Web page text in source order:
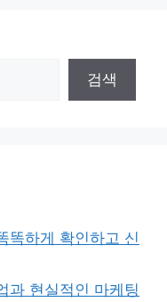
검색
똑하게 확인하고 신
과 현실적인 마케팅